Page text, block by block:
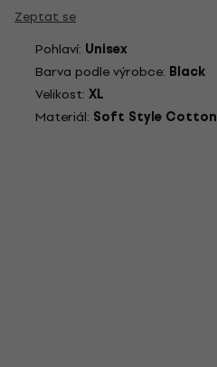
Zeptat se
Pohlaví: Unisex
Barva podle výrobce: Black
Velikost: XL
Materiál: Soft Style Cotton